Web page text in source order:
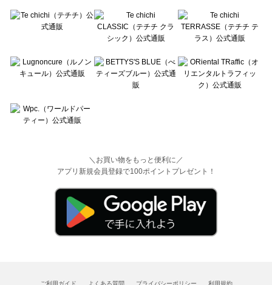
＼お買い物をもっと便利に／
アプリ新規会員登録で100ポイントプレゼント！
ご利用ガイド よくある質問 プライバシーポリシー 利用規約